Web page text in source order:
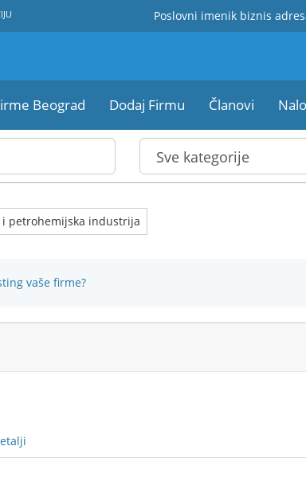
Poslovni imenik biznis
Beograd Dodaj Firmu Članovi
i petrohemijska industrija
vaše firme?